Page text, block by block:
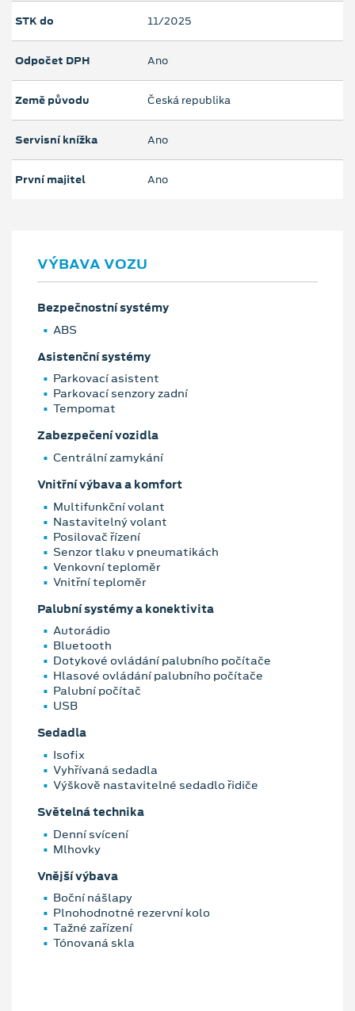
STK do 11/2025
Odpočet DPH Ano
Země původu Česká republika
Servisní knížka Ano
První majitel Ano
VÝBAVA VOZU
Bezpečnostní systémy
ABS
Asistenční systémy
Parkovací asistent
Parkovací senzory zadní
Tempomat
Zabezpečení vozidla
Centrální zamykání
Vnitřní výbava a komfort
Multifunkční volant
Nastavitelný volant
Posilovač řízení
Senzor tlaku v pneumatikách
Venkovní teploměr
Vnitřní teploměr
Palubní systémy a konektivita
Autorádio
Bluetooth
Dotykové ovládání palubního počítače
Hlasové ovládání palubního počítače
Palubní počítač
USB
Sedadla
Isofix
Vyhřívaná sedadla
Výškově nastavitelné sedadlo řidiče
Světelná technika
Denní svícení
Mlhovky
Vnější výbava
Boční nášlapy
Plnohodnotné rezervní kolo
Tažné zařízení
Tónovaná skla